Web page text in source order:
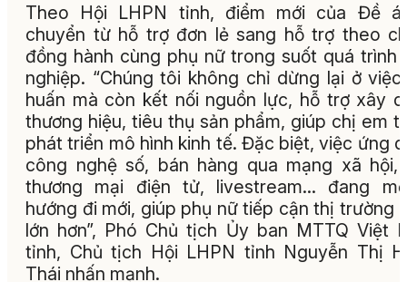
Theo Hội LHPN tỉnh, điểm mới của Đề
chuyển từ hỗ trợ đơn lẻ sang hỗ trợ theo
đồng hành cùng phụ nữ trong suốt quá trình
nghiệp. “Chúng tôi không chỉ dừng lại ở
huấn mà còn kết nối nguồn lực, hỗ trợ xây
thương hiệu, tiêu thụ sản phẩm, giúp chị em
phát triển mô hình kinh tế. Đặc biệt, việc ứng
công nghệ số, bán hàng qua mạng xã hội,
thương mại điện tử, livestream… đang
hướng đi mới, giúp phụ nữ tiếp cận thị trường
lớn hơn”, Phó Chủ tịch Ủy ban MTTQ Việt
tỉnh, Chủ tịch Hội LHPN tỉnh Nguyễn Thị
Thái nhấn mạnh.